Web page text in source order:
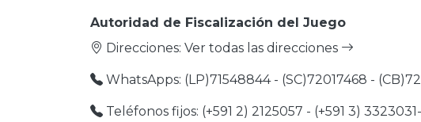
Autoridad de Fiscalización del Juego
Direcciones: Ver todas las direcciones
WhatsApps: (LP)71548844 - (SC)72017468 -
Teléfonos fijos: (+591 2) 2125057 - (+591 3)